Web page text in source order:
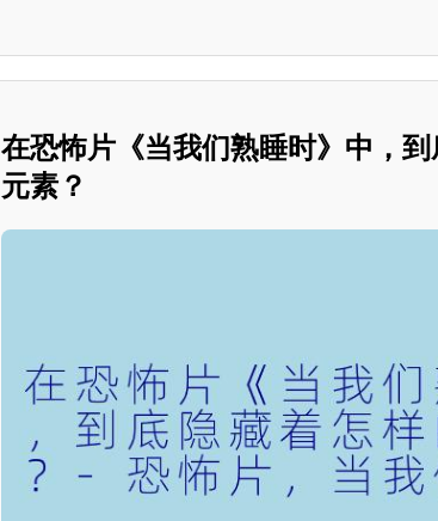
在恐怖片《当我们熟睡时》中，
元素？